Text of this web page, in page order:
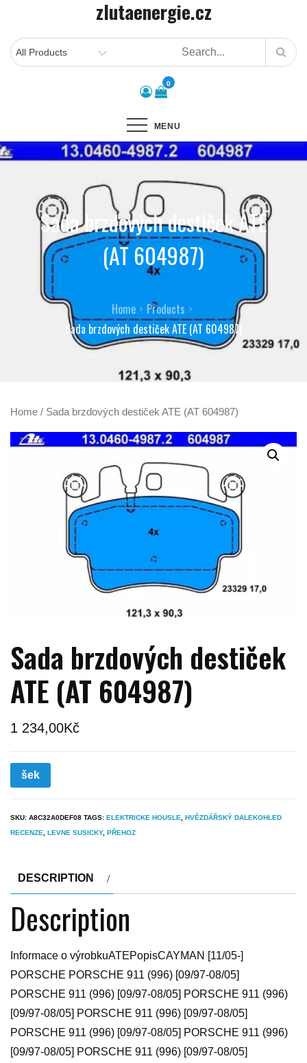
content
zlutaenergie.cz
0
MENU
Sada brzdových destiček ATE
(AT 604987)
Home
Products
Sada brzdových destiček ATE (AT 604987)
Home / Sada brzdových destiček ATE (AT 604987)
Sada brzdových destiček
ATE (AT 604987)
1 234,00Kč
šek
SKU: A8C32A0DEF08 TAGS: ELEKTRICKE HOUSLE
HVĚZDÁŘSKÝ DALEKOHLED
RECENZE
LEVNE SUSICKY, PŘEHOZ
DESCRIPTION
Description
Informace o výrobkuATEPopisCAYMAN [11/05-]
PORSCHE PORSCHE 911 (996) [09/97-08/05]
PORSCHE 911 (996) [09/97-08/05] PORSCHE 911 (996)
[09/97-08/05] PORSCHE 911 (996) [09/97-08/05]
PORSCHE 911 (996) [09/97-08/05] PORSCHE 911 (996)
[09/97-08/05] PORSCHE 911 (996) [09/97-08/05]